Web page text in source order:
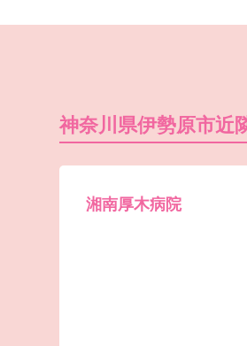
神奈川県伊勢原市近
湘南厚木病院